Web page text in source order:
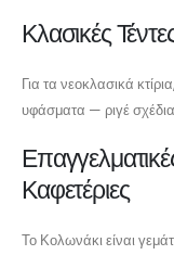
Κλασικές
Για τα νεοκλασικά
υφάσματα — ριγέ
Καφετέριες
Το Κολωνάκι είναι